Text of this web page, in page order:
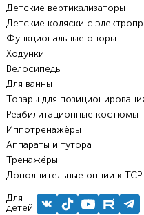
Детские вертикализаторы
Детские коляски с
Функциональные опоры
Ходунки
Велосипеды
Для ванны
Товары для
Реабилитационные костюмы
Иппотренажёры
Аппараты и тутора
Тренажёры
Дополнительные опции к ТСР
Для
детей